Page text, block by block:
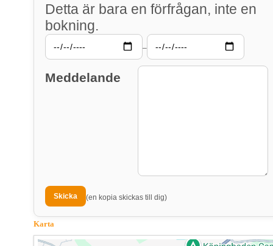
Detta är bara en förfrågan, inte en
bokning.
–
Meddelande
(en kopia skickas till dig)
Karta